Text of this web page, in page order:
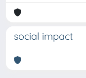
social impact